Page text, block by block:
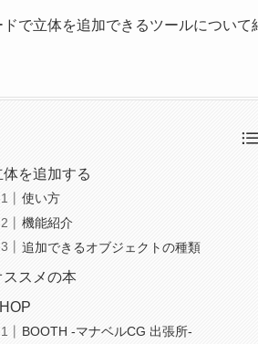
で立体を追加できるツールについて
体を追加する
使い方
機能紹介
追加できるオブジェクトの種類
ススメの本
BOOTH -マナベルCG 出張所-